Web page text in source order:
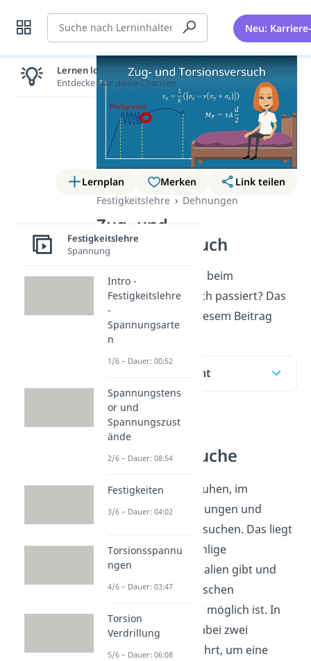
Suche Neu:
Lernplan Merken
Link teilen
Festigkeitslehre
Dehnungen
Zug- und
Torsionsversuch
Du willst wissen was beim
Zugversuch eigentlich passiert? Das
erklären wir dir in diesem Beitrag
Inhaltsübersicht
Zerstörende
Materialversuche
Materialgesetze beruhen, im
Gegensatz zu Spannungen und
Dehnungen, auf Versuchen. Das liegt
daran, dass es unzählige
verschiedene Materialien gibt und
somit keine theoretischen
Überlegungen mehr möglich ist. In
der Regel werden dabei zwei
Versuche durchgeführt, um eine
Lernen lohnt sich!
Entdecke hier deine Chancen.
Festigkeitslehre
Spannung
Intro -
Festigkeitslehre
-
Spannungsarte
n
1/6 – Dauer: 00:52
Spannungstens
or und
Spannungszust
ände
2/6 – Dauer: 08:54
Festigkeiten
3/6 – Dauer: 04:02
Torsionsspannu
ngen
4/6 – Dauer: 03:47
Torsion
Verdrillung
5/6 – Dauer: 06:08